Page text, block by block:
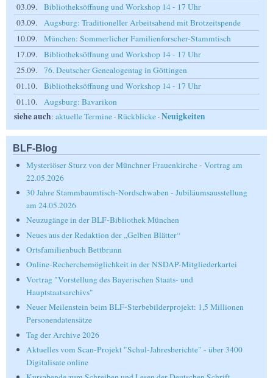
03.09.
Bibliotheksöffnung und Workshop 14 - 17 Uhr
03.09.
Augsburg: Traditioneller Arbeitsabend mit Brotzeitspende
10.09.
München: Sommerlicher Familienforscher-Stammtisch
17.09.
Bibliotheksöffnung und Workshop 14 - 17 Uhr
25.09.
76. Deutscher Genealogentag in Göttingen
01.10.
Bibliotheksöffnung und Workshop 14 - 17 Uhr
01.10.
Augsburg: Bavarikon
siehe auch: aktuelle Termine ·Rückblicke ·Neuigkeiten
BLF-Blog
Mysteriöser Sturz von der Münchner Frauenkirche - Vortrag am
22.05.2026
30 Jahre Stammbaumtisch-Nordschwaben - Jubiläumsausstellung
am 24.05.2026
Neuzugänge in der BLF-Bibliothek München
Neues aus der Redaktion der „Gelben Blätter“
Ortsfamilienbuch Bettbrunn
Online-Recherchemöglichkeit in der NSDAP-Mitgliederkartei
Vortrag "Vorstellung des Bayerischen Staats- und
Hauptstaatsarchivs"
Neuer Meilenstein beim BLF-Sterbebilderprojekt: 1,5 Millionen
Personendatensätze
Tag der Archive 2026
Aktuelles vom Scan-Projekt "Schul-Jahresberichte" - über 3400
Digitalisate online